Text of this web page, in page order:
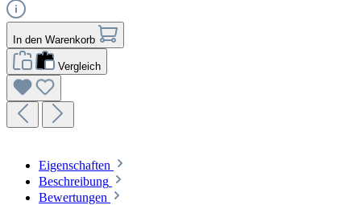
In den Warenkorb
Vergleich
Eigenschaften
Beschreibung
Bewertungen